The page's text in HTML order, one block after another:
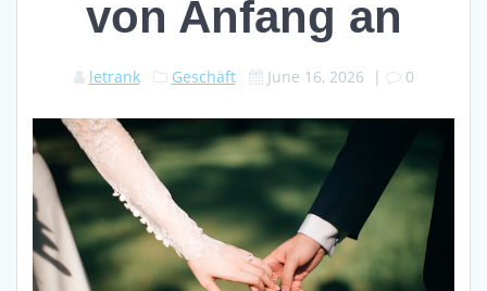
von Anfang an
letrank Geschäft June 16, 2026 | 0